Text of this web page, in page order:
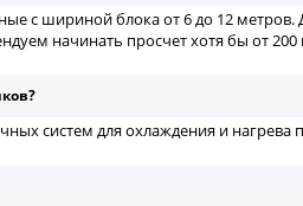
с шириной блока от 6 до 12
начинать просчет хотя бы от
систем для охлаждения и